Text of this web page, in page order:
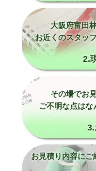
大阪府富田
お近くのスタッ
2.
その場でお
ご不明な点はな
お見積り内容に